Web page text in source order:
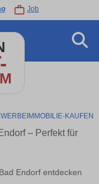
Job
KAUFEN
– Perfekt für
Endorf entdecken